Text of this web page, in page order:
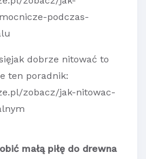
podczas-
dobrze nitować to
ten poradnik:
zobacz/jak-nitowac-
małą piłę do drewna